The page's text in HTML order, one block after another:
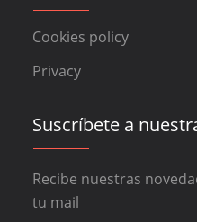
Cookies policy
Privacy
Suscríbete a
Recibe nuestras
tu mail